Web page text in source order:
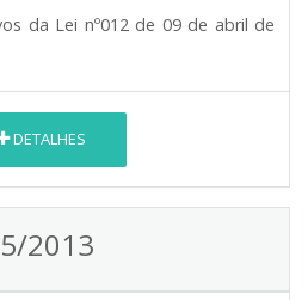
da Lei nº012 de 09 de abril de
DETALHES
2013